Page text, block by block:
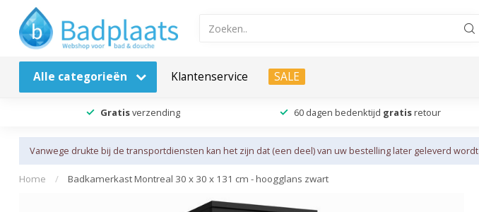
Alle categorieën Klantenservice SALE
Gratisverzending 60 dagen bedenktijd gratis retour
Vanwege drukte bij de transportdiensten kan het zijn dat (een deel) van uw bestelling later geleverd wordt
Home / Badkamerkast Montreal 30 x 30 x 131 cm - hoogglans zwart